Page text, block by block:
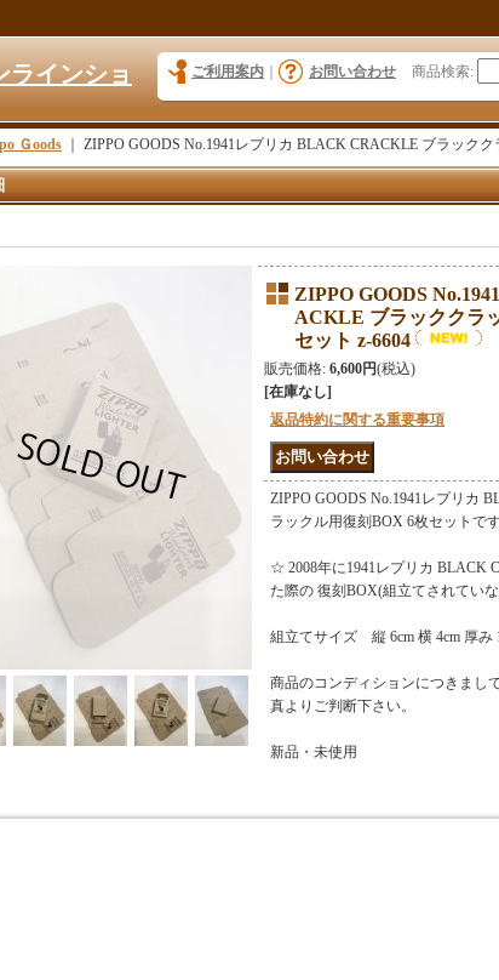
ラインショ
ご利用案内 お問い合わせ 商品検索:
Ｇoods ZIPPO GOODS No.1941レプリカ BLACK CRACKLE ブラック
ZIPPO GOODS
ACKLE ブラッククラ
セット z-6604
販売価格: 6,600円(税込)
[在庫なし]
返品特約に関する重要事項
ZIPPO GOODS No.1941レプリカ
ラックル用復刻BOX 6枚セットです
☆ 2008年に1941レプリカ BLACK
た際の 復刻BOX(組立てされていな
組立てサイズ 縦 6cm 横 4cm 厚み
商品のコンディションにつきまし
真よりご判断下さい。
新品・未使用